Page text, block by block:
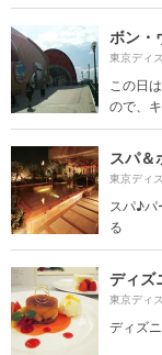
ボン・
東京ディ
この日
ので、
スパ＆
東京ディ
スパ♪パ
る
ディズ
東京ディ
ディズ